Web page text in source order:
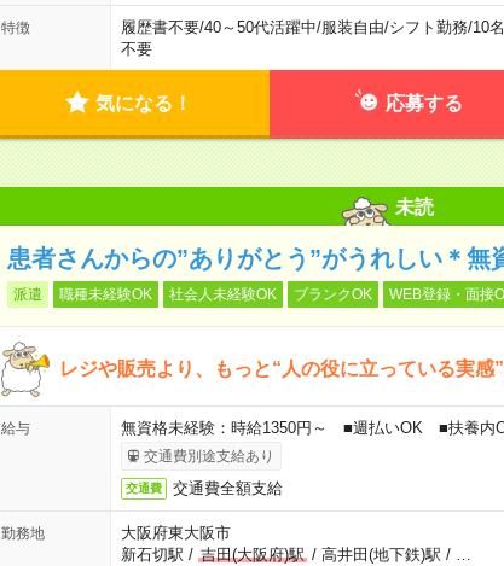
特徴 履歴書不要/40～50代活躍中/服装自由/シフト勤務/10
不要
気になる！ 応募する
未読
患者さんからの”ありがとう”がうれしい＊
派遣 職種未経験OK 社会人未経験OK ブランクOK WEB登録・面接
レジや販売より、もっと“人の役に立っている実感
給与 無資格未経験：時給1350円～ ■週払いOK ■扶養内
交通費別途支給あり
交通費 交通費全額支給
勤務地
大阪府東大阪市
新石切駅 / 吉田(大阪府)駅/ 高井田(地下鉄)駅 /